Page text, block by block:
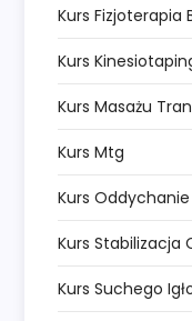
Kurs Fizjoterapia
Kurs
Kurs Masażu
Kurs Mtg
Kurs
Kurs Stabilizacja
Kurs Suchego